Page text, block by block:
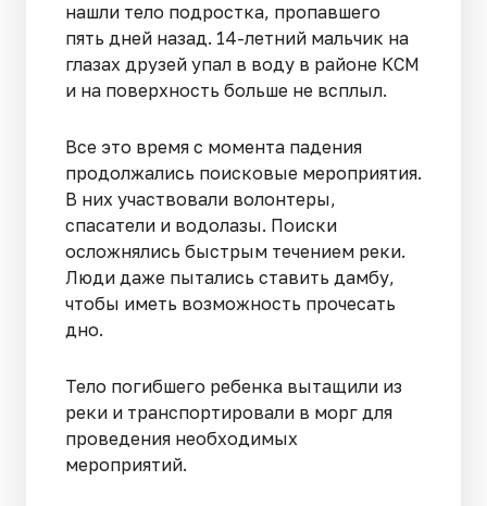
нашли тело подростка, пропавшего
пять дней назад. 14-летний мальчик на
глазах друзей упал в воду в районе КСМ
и на поверхность больше не всплыл.
Все это время с момента падения
продолжались поисковые мероприятия.
В них участвовали волонтеры,
спасатели и водолазы. Поиски
осложнялись быстрым течением реки.
Люди даже пытались ставить дамбу,
чтобы иметь возможность прочесать
дно.
Тело погибшего ребенка вытащили из
реки и транспортировали в морг для
проведения необходимых
мероприятий.